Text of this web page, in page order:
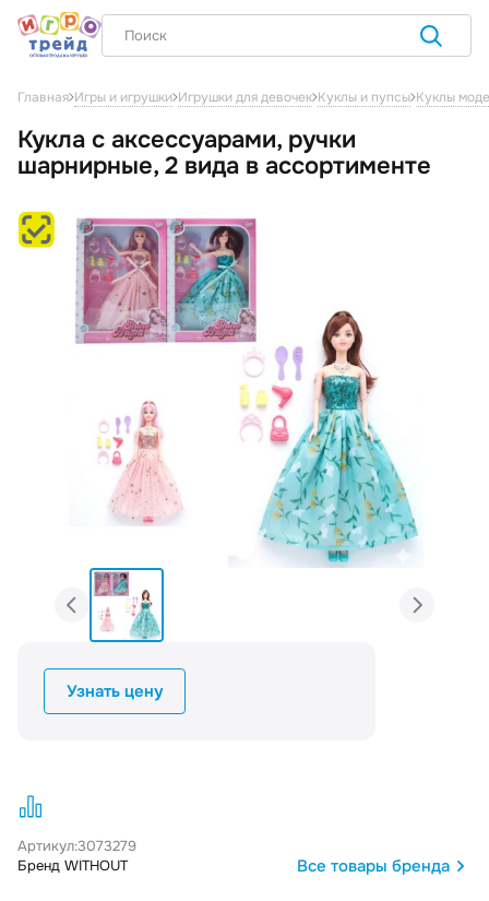
Главная Игры и игрушки Игрушки для девочек Куклы и пупсы Куклы
Кукла с аксессуарами, ручки
шарнирные, 2 вида в ассортименте
Узнать цену
Артикул:3073279
Бренд WITHOUT
Все товары бренда